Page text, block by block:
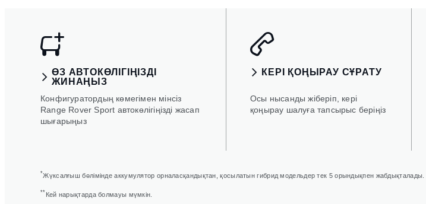
ӨЗ АВТОКӨЛІГІҢІЗДІ
ЖИНАҢЫЗ
Конфигуратордың көмегімен мінсіз
Range Rover Sport автокөлігіңізді жасап
шығарыңыз
КЕРІ ҚОҢЫРАУ СҰРАТУ
Осы нысанды жіберіп, кері
қоңырау шалуға тапсырыс беріңіз
*Жүксалғыш бөлімінде аккумулятор орналасқандықтан, қосылатын гибрид модельдер тек 5 орындықпен жабдықталады.
** Кей нарықтарда болмауы мүмкін.